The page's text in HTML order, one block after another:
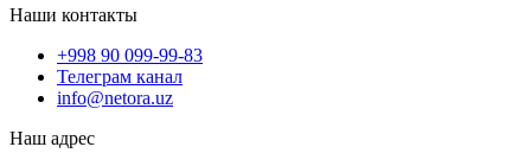
Наши контакты
+998 90 099-99-83
Телеграм канал
info@netora.uz
Наш адрес